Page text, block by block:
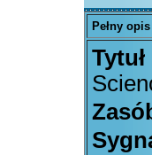
Pełny opis